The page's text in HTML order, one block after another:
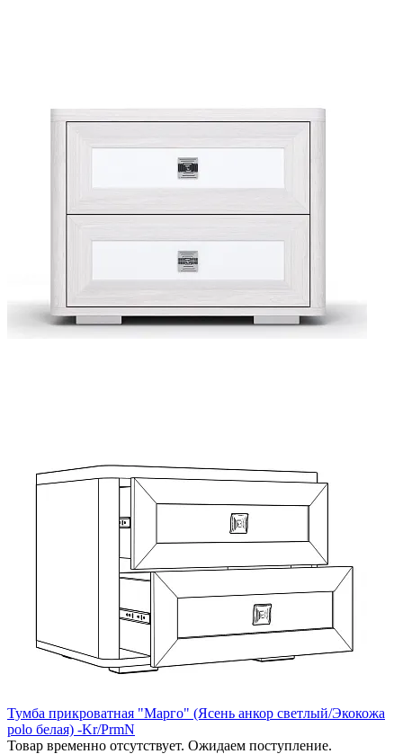
Тумба прикроватная "Марго" (Ясень анкор светлый/Экокожа
polo белая) -Kr/PrmN
Товар временно отсутствует. Ожидаем поступление.